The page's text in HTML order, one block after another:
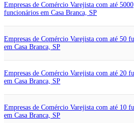
Empresas de Comércio Varejista com até 5000
funcionários em Casa Branca, SP
Empresas de Comércio Varejista com até 50
em Casa Branca, SP
Empresas de Comércio Varejista com até 20
em Casa Branca, SP
Empresas de Comércio Varejista com até 10
em Casa Branca, SP